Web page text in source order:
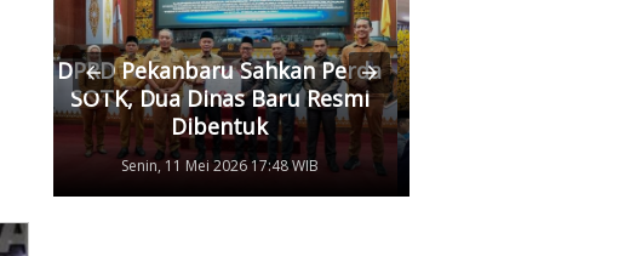
DPRD Pekanbaru Sahkan Perda
SOTK, Dua Dinas Baru Resmi
Dibentuk
Senin, 11 Mei 2026 17:48 WIB